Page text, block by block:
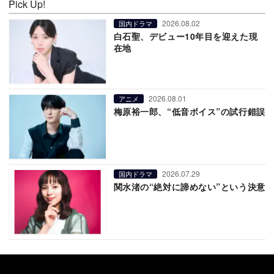
Pick Up!
国内ドラマ 2026.08.02
白石聖、デビュー10年目を迎えた現
在地
アニメ 2026.08.01
梅原裕一郎、“低音ボイス”の試行錯誤
国内ドラマ 2026.07.29
関水渚の“絶対に諦めない”という決意